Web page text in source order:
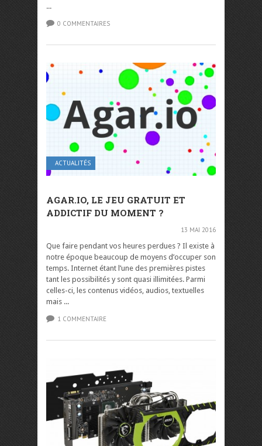
...
0 COMMENTAIRES
ACTUALITÉS
AGAR.IO, LE JEU GRATUIT ET
ADDICTIF DU MOMENT ?
13 MAI 2016
Que faire pendant vos heures perdues ? Il existe à
notre époque beaucoup de moyens d’occuper son
temps. Internet étant l’une des premières pistes
tant les possibilités y sont quasi illimitées. Parmi
celles-ci, les contenus vidéos, audios, textuelles
mais ...
1 COMMENTAIRE